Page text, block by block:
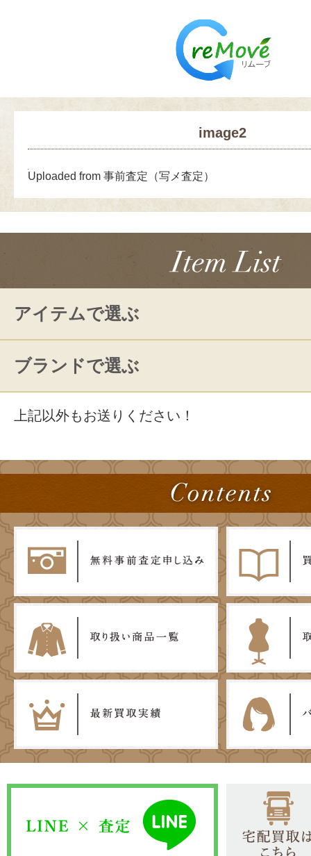
image2
Uploaded from 事前査定（写メ査定）
アイテムで選ぶ
ブランドで選ぶ
上記以外もお送りください！